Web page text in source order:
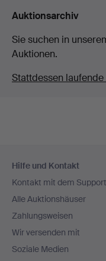
Auktionsarchiv
Sie suchen in
Auktionen.
Stattdessen
Navigation
Hilfe und Kontakt
Kontakt mit dem
Alle Auktionshäuser
Zahlungsweisen
Wir versenden mit
Soziale Medien